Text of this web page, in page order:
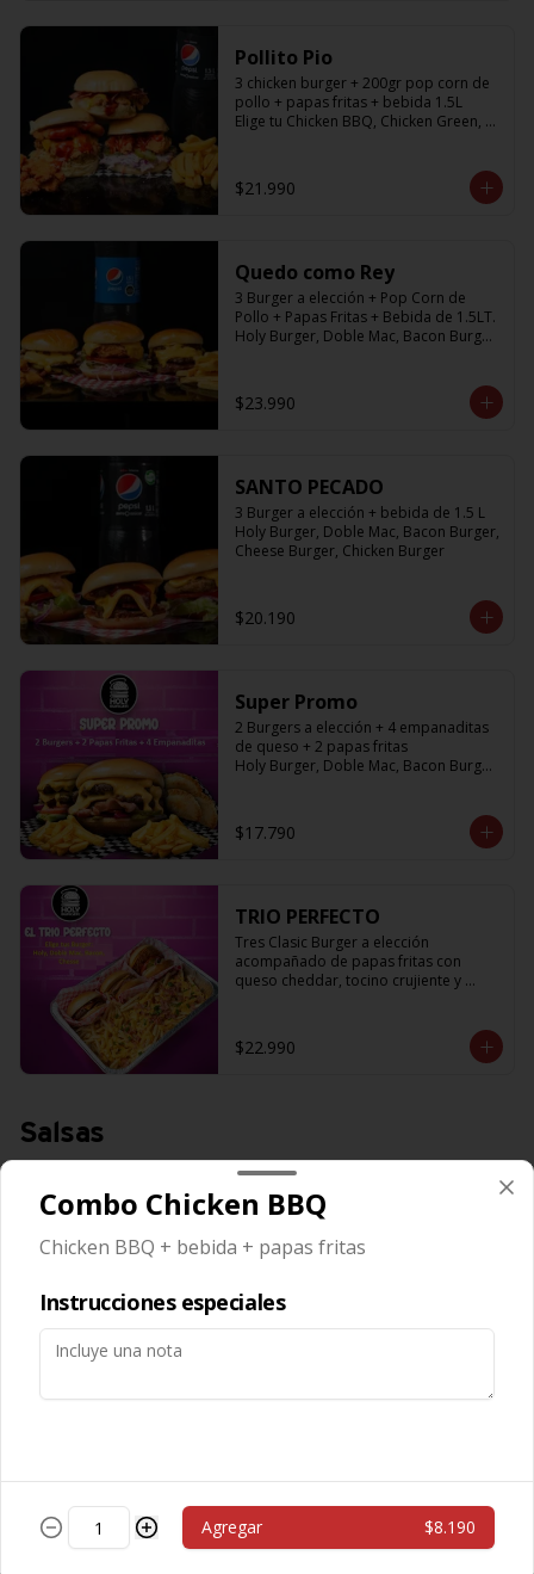
Pollito Pio
3 chicken burger + 200gr pop corn de
pollo + papas fritas + bebida 1.5L
Elige tu Chicken BBQ, Chicken Green,
$21.990
Quedo como Rey
3 Burger a elección + Pop Corn de
Pollo + Papas Fritas + Bebida de 1.5LT.
Holy Burger, Doble Mac, Bacon Burger,
$23.990
SANTO PECADO
3 Burger a elección + bebida de 1.5 L
Holy Burger, Doble Mac, Bacon Burger,
Cheese Burger, Chicken Burger
$20.190
Super Promo
2 Burgers a elección + 4 empanaditas
de queso + 2 papas fritas
Holy Burger, Doble Mac, Bacon Burger,
$17.790
TRIO PERFECTO
Tres Clasic Burger a elección
acompañado de papas fritas con
queso cheddar, tocino crujiente y
Cheese Burger, Chicken Burger
$22.990
Salsas
Salsa Aceituna
$600
Combo Chicken BBQ
Chicken BBQ + bebida + papas fritas
Instrucciones especiales
Agregar $8.190